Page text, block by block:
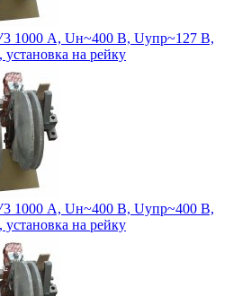
1000 А, Uн~400 В, Uупр~127 В,
на рейку
1000 А, Uн~400 В, Uупр~400 В,
на рейку